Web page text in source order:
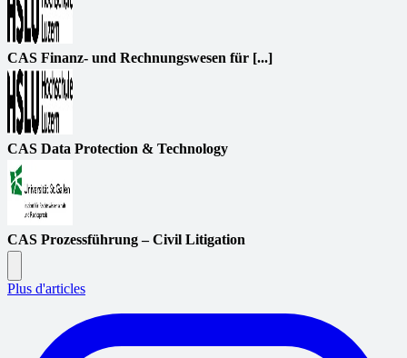
CAS Finanz- und Rechnungswesen für [...]
CAS Data Protection & Technology
CAS Prozessführung – Civil Litigation
Plus d'articles